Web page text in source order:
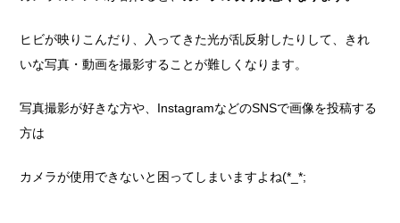
ヒビが映りこんだり、入ってきた光が乱反射したりして、きれ
いな写真・動画を撮影することが難しくなります。
写真撮影が好きな方や、InstagramなどのSNSで画像を投稿する
方は
カメラが使用できないと困ってしまいますよね(*_*;